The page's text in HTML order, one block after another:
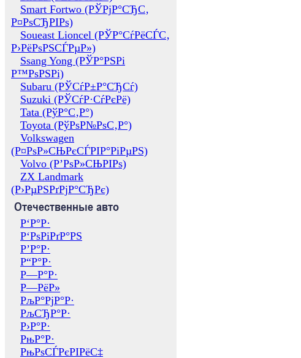
Smart Fortwo (РЎРјР°СЂС‚
Р¤РѕСЂРІРѕ)
Soueast Lioncel (РЎР°СѓРёСЃС‚
Р›РёРѕРЅСЃРµР»)
Ssang Yong (РЎР°РЅРі
Р™РѕРЅРі)
Subaru (РЎСѓР±Р°СЂСѓ)
Suzuki (РЎСѓР·СѓРєРё)
Tata (РўР°С‚Р°)
Toyota (РўРѕР№РѕС‚Р°)
Volkswagen
(Р¤РѕР»СЊРєСЃРІР°РіРµРЅ)
Volvo (Р’РѕР»СЊРІРѕ)
ZX Landmark
(Р›РµРЅРґРјР°СЂРє)
Отечественные авто
Р‘Р°Р·
Р‘РѕРіРґР°РЅ
Р’Р°Р·
Р“Р°Р·
Р—Р°Р·
Р—РёР»
РљР°РјР°Р·
РљСЂР°Р·
Р›Р°Р·
РњР°Р·
РњРѕСЃРєРІРёС‡